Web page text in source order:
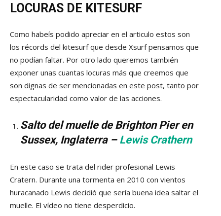
LOCURAS DE KITESURF
Como habeís podido apreciar en el articulo estos son
los récords del kitesurf que desde Xsurf pensamos que
no podían faltar. Por otro lado queremos también
exponer unas cuantas locuras más que creemos que
son dignas de ser mencionadas en este post, tanto por
espectacularidad como valor de las acciones.
Salto del muelle de Brighton Pier en
Sussex, Inglaterra –Lewis Crathern
En este caso se trata del rider profesional Lewis
Cratern. Durante una tormenta en 2010 con vientos
huracanado Lewis decidió que sería buena idea saltar el
muelle. El vídeo no tiene desperdicio.